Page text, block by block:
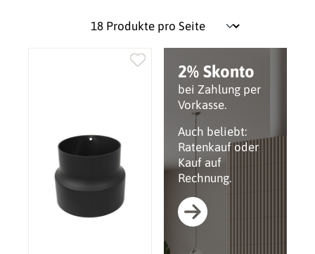
2% Skonto
bei Zahlung per
Vorkasse.
Auch beliebt:
Ratenkauf oder
Kauf auf
Rechnung.